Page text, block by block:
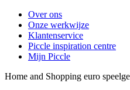
Over ons
Onze werkwijze
Klantenservice
Piccle inspiration centre
Mijn Piccle
Home and Shopping euro